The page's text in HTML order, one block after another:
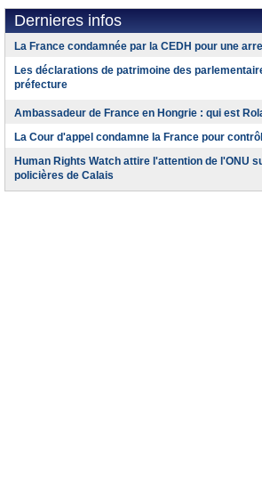
Dernieres infos
La France condamnée par la CEDH pour une
Les déclarations de patrimoine des
préfecture
Ambassadeur de France en Hongrie : qui est
La Cour d'appel condamne la France pour
Human Rights Watch attire l'attention de l'ONU
policières de Calais